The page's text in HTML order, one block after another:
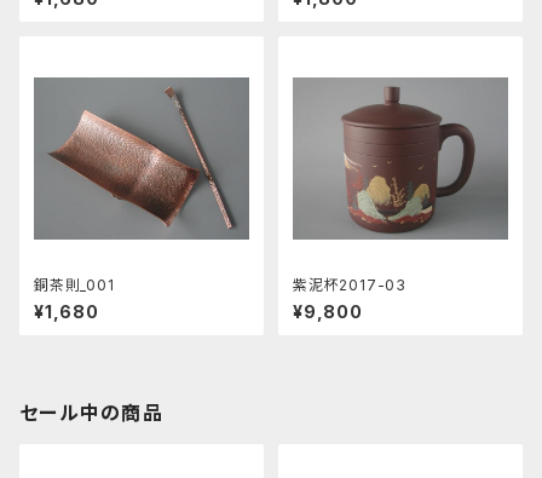
銅茶則_001
¥1,680
紫泥杯2017-03
¥9,800
セール中の商品